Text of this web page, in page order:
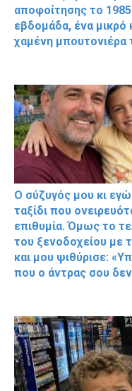
αποφοίτησης το
εβδομάδα, ένα μικρό
χαμένη μπουτονιέρα
Ο σύζυγός μου κι
ταξίδι που
επιθυμία. Όμως το
του ξενοδοχείου με
και μου ψιθύρισε:
που ο άντρας σου